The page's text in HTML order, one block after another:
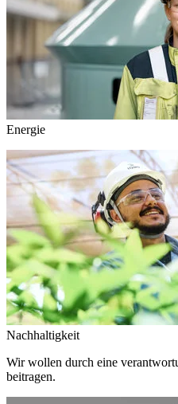
Energie
Nachhaltigkeit
Wir wollen durch eine
beitragen.